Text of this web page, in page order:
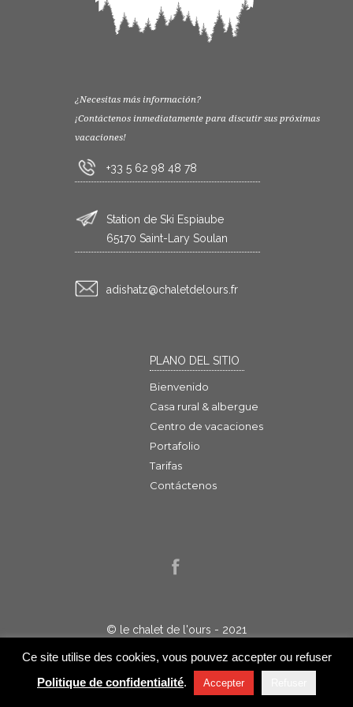
¿Necesitas más información?
¡Contáctenos inmediatamente para discutir sus próximas
vacaciones!
+33 5 62 98 48 78
Station de Ski Espiaube
65170 Saint-Lary Soulan
rf.sruoledtelahc@ztahsida
PLANO DEL SITIO
Bienvenido
Casa rural & albergue
Centro de vacaciones
Portafolio
Tarifas
Contáctenos
© le chalet de l'ours - 2021
Réalisation : Jelakart
Ce site utilise des cookies, vous pouvez accepter ou refuser
Politique de confidentialité. Accepter